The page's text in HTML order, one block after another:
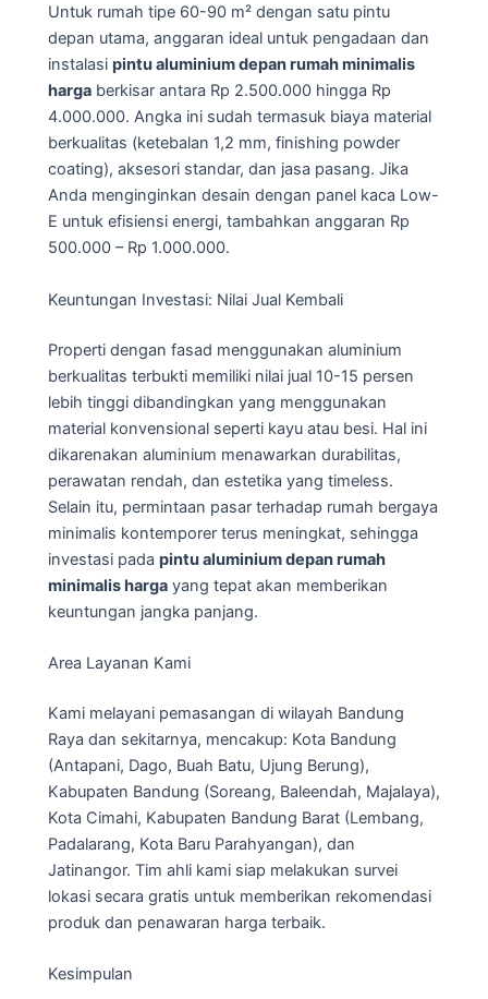
Untuk rumah tipe 60-90 m² dengan satu pintu
depan utama, anggaran ideal untuk pengadaan dan
instalasi pintu aluminium depan rumah minimalis
harga berkisar antara Rp 2.500.000 hingga Rp
4.000.000. Angka ini sudah termasuk biaya material
berkualitas (ketebalan 1,2 mm, finishing powder
coating), aksesori standar, dan jasa pasang. Jika
Anda menginginkan desain dengan panel kaca Low-
E untuk efisiensi energi, tambahkan anggaran Rp
500.000 – Rp 1.000.000.
Keuntungan Investasi: Nilai Jual Kembali
Properti dengan fasad menggunakan aluminium
berkualitas terbukti memiliki nilai jual 10-15 persen
lebih tinggi dibandingkan yang menggunakan
material konvensional seperti kayu atau besi. Hal ini
dikarenakan aluminium menawarkan durabilitas,
perawatan rendah, dan estetika yang timeless.
Selain itu, permintaan pasar terhadap rumah bergaya
minimalis kontemporer terus meningkat, sehingga
investasi pada pintu aluminium depan rumah
minimalis harga yang tepat akan memberikan
keuntungan jangka panjang.
Area Layanan Kami
Kami melayani pemasangan di wilayah Bandung
Raya dan sekitarnya, mencakup: Kota Bandung
(Antapani, Dago, Buah Batu, Ujung Berung),
Kabupaten Bandung (Soreang, Baleendah, Majalaya),
Kota Cimahi, Kabupaten Bandung Barat (Lembang,
Padalarang, Kota Baru Parahyangan), dan
Jatinangor. Tim ahli kami siap melakukan survei
lokasi secara gratis untuk memberikan rekomendasi
produk dan penawaran harga terbaik.
Kesimpulan